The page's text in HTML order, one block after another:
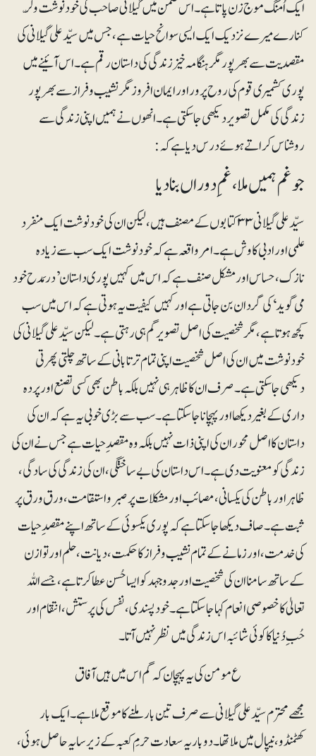
ایک اُمنگ موج زن پاتا ہے۔ اس ضمن میں گیلانی صاحب کی خودنوشت ولّر
کنارے میرے نزدیک ایک ایسی سوانح حیات ہے، جس میں سیّد علی گیلانی کی
مقصدیت سے بھرپور مگر ہنگامہ خیز زندگی کی داستان رقم ہے۔ اس آئینے میں
پوری کشمیری قوم کی روح پرور اور ایمان افروز مگر نشیب و فراز سے بھرپور
زندگی کی مکمل تصویر دیکھی جاسکتی ہے۔ انھوں نے ہمیں اپنی زندگی سے
روشناس کراتے ہوئے درس دیا ہے کہ :
جو غم ہمیں ملا ، غمِ دوراں بنا دیا
سیّد علی گیلانی ۳۳کتابوں کے مصنف ہیں، لیکن ان کی خود نوشت ایک منفرد
علمی اور ادبی کاوش ہے۔امرواقعہ ہے کہ خود نوشت ایک سب سے زیادہ
نازک ، حساس اور مشکل صنف ہے کہ اس میں کہیں پوری داستان ’در مَدح خود
می گوید‘ کی گردان بن جاتی ہے اور کہیں کیفیت یہ ہوتی ہے کہ اس میں سب
کچھ ہوتا ہے، مگر شخصیت کی اصل تصویر گم ہی رہتی ہے۔ لیکن سیّد علی گیلانی کی
خودنوشت میں ان کی اصل شخصیت اپنی تمام تر تابانی کے ساتھ چلتی پھرتی
دیکھی جاسکتی ہے۔ صرف ان کا ظاہر ہی نہیں بلکہ باطن بھی کسی تصنع اور پردہ
داری کے بغیر دیکھا اور پہچانا جاسکتا ہے۔ سب سے بڑی خوبی یہ ہے کہ ان کی
داستان کا اصل محور ان کی اپنی ذات نہیں بلکہ وہ مقصد ِ حیات ہے جس نے ان کی
زندگی کو معنویت دی ہے۔ اس داستان کی بے ساختگی، ان کی زندگی کی سادگی،
ظاہر اور باطن کی یکسانی، مصائب اور مشکلات پر صبرواستقامت، ورق ورق پر
ثبت ہے۔ صاف دیکھا جاسکتا ہے کہ پوری یکسوئی کے ساتھ اپنے مقصد ِ حیات
کی خدمت، اور زمانے کے تمام نشیب و فراز کا حکمت، دیانت، حلم اور توازن
کے ساتھ سامنا ان کی شخصیت اور جدوجہد کو ایسا حُسن عطا کرتا ہے، جسے اللہ
تعالیٰ کا خصوصی انعام کہا جا سکتا ہے۔ خودپسندی، نفس کی پرستش، انتقام اور
حُب ِ دُنیا کا کوئی شائبہ اس زندگی میں نظر نہیں آتا۔
ع مومن کی یہ پہچان کہ گم اس میں ہیں آفاق
مجھے محترم سیّد علی گیلانی سے صرف تین بار ملنے کا موقع ملا ہے۔ ایک بار
کھٹمنڈو، نیپال میں ملا تھا۔ دوبار یہ سعادت حرمِ کعبہ کے زیرسایہ حاصل ہوئی،